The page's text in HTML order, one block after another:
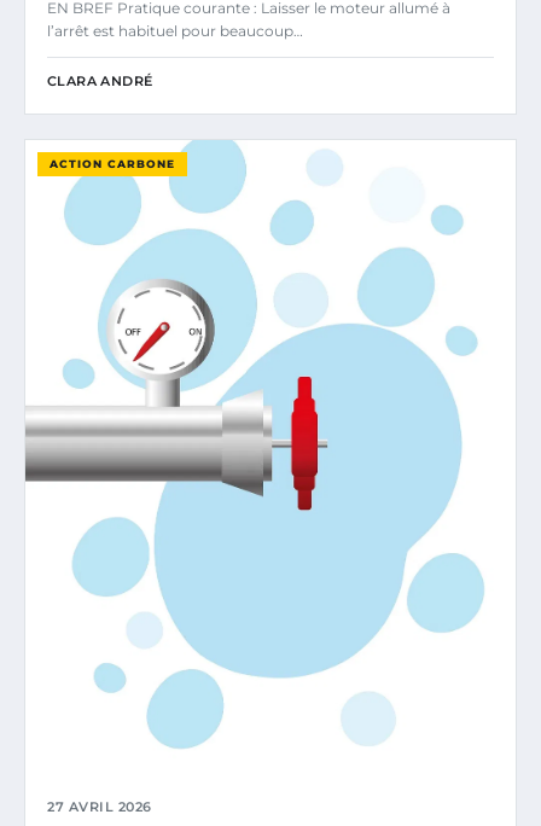
EN BREF Pratique courante : Laisser le moteur allumé à
l’arrêt est habituel pour beaucoup…
CLARA ANDRÉ
ACTION CARBONE
27 AVRIL 2026